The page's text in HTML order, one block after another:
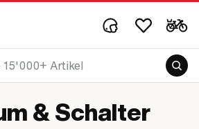
& Schalter